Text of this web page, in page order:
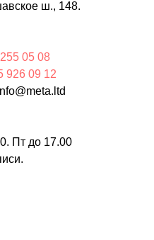
ш., 148.
05 08
926 09 12
Пт до 17.00